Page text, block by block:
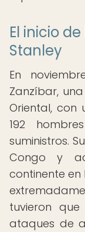
El inicio
Stanley
En
Zanzíbar,
Oriental, con
192
suministros.
Congo y
continente en
tuvieron
ataques de